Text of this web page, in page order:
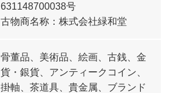
631148700038号
古物商名称：株式会社緑和堂
骨董品、美術品、絵画、古銭、金
貨・銀貨、アンティークコイン、
掛軸、茶道具、貴金属、ブランド